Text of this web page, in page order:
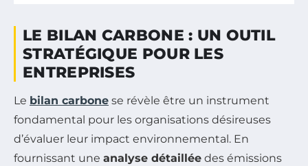
LE BILAN CARBONE : UN OUTIL
STRATÉGIQUE POUR LES
ENTREPRISES
Le bilan carbone se révèle être un instrument
fondamental pour les organisations désireuses
d’évaluer leur impact environnemental. En
fournissant une analyse détaillée des émissions